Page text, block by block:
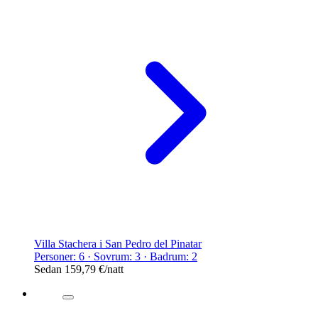
Villa Stachera i San Pedro del Pinatar
Personer: 6 · Sovrum: 3 · Badrum: 2
Sedan 159,79 €/natt